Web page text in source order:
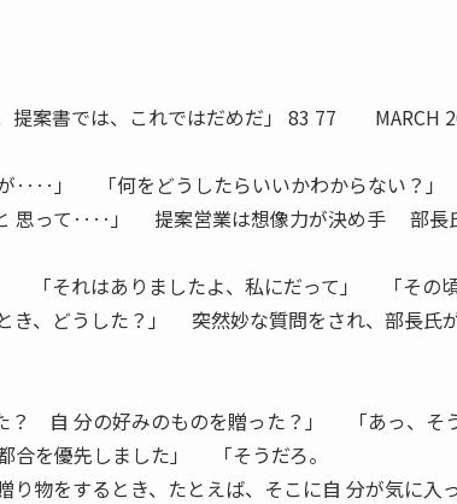
提案書では、これではだめだ」 83 77 MARCH
が‥‥」 「何をどうしたらいいかわからない？
と 思って‥‥」 提案営業は想像力が決め手 部長
「それはありましたよ、私にだって」 「その
き、どうした？」 突然妙な質問をされ、部長氏
？ 自 分の好みのものを贈った？」 「あっ、そ
合を優先しました」 「そうだろ。
物をするとき、たとえば、そこに自 分が気に入